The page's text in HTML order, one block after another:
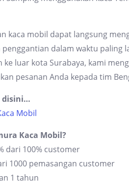
kaca mobil dapat langsung
dalam waktu paling
luar kota Surabaya, kami
pesanan Anda kepada tim
disini…
Mobil
Kaca Mobil?
dari 100% customer
1000 pemasangan customer
1 tahun